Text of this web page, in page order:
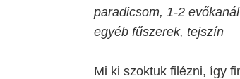
paradicsom, 1-2
egyéb fűszerek, tejszín
Mi ki szoktuk filézni, így